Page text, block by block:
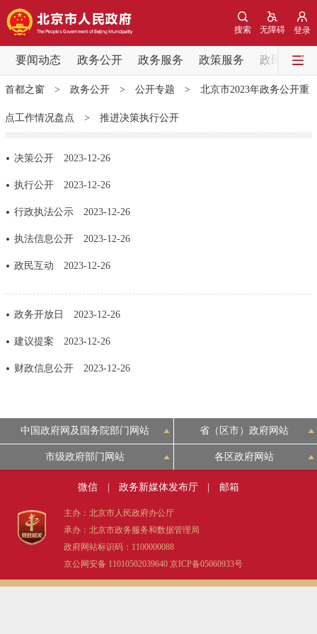
登录
无障碍
搜索
要闻动态 政务公开 政务服务 政策服务 政民互动
要闻动态
党中央精神 国务院信息 中央部委动态
北京要闻 会议信息 部门动态
各区热点
政务公开
政策兑现 政策解读 回应关切
决策公开
政务服务
中介服务 阳光政务
政民互动
12345网上接诉即办 我要咨询
首都之窗> 政务公开> 公开专题 > 北京市2023年政务公开重
点工作情况盘点 > 推进决策执行公开
决策公开 2023-12-26
执行公开 2023-12-26
行政执法公示 2023-12-26
执法信息公开 2023-12-26
政民互动 2023-12-26
政务开放日 2023-12-26
建议提案 2023-12-26
财政信息公开 2023-12-26
中国政府网及国务院部门网站 省（区市）政府网站
市级政府部门网站 各区政府网站
微信 政务新媒体发布厅 邮箱
主办：北京市人民政府办公厅
承办：北京市政务服务和数据管理局
政府网站标识码：1100000088
京公网安备 11010502039640 京ICP备05060933号